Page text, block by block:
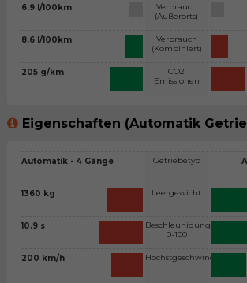
6.9 l/100km
8.6 l/100km
205 g/km
Verbrauch
(Außerorts)
Verbrauch
(Kombiniert)
CO2
Emissionen
Eigenschaften (Automatik
Automatik - 4 Gänge
1360 kg
10.9 s
200 km/h
Getriebetyp
Leergewicht
Beschleunigung
0-100
Höchstgeschwindigkeit